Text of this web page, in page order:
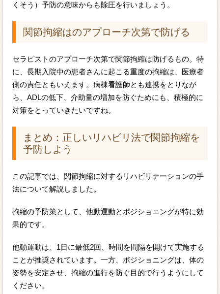
くそう）予防の意味からも除圧を行いましょう。
関節拘縮はのアプローチ次第で防げる
セラピストのアプローチ次第で関節拘縮は防げるもの。特
に、長期入院中の患者さんに起こる重度の拘縮は、医療者
側の責任ともいえます。病棟看護師とも連携をとりなが
ら、ADLの低下、介助量の増加を防ぐためにも、積極的に
対策をとっていきたいですね。
まとめ：正しいリハビリ法で関節拘縮を
予防しよう
この記事では、関節拘縮に対するリハビリテーションの手
法について解説しました。
拘縮の予防策として、他動運動とポジショニングが特に効
果的です。
他動運動は、1日に最低2回、時間を間隔を開けて実施する
ことが推奨されています。一方、ポジショニングは、体の
姿勢を安定させ、拘縮の進行を防ぐ目的で行うようにして
ください。